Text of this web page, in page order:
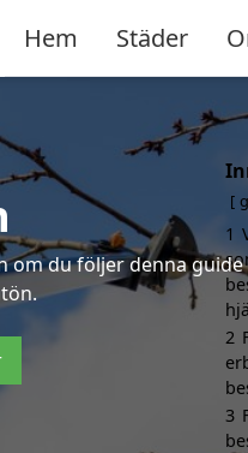
Hem Städer
om du följer denna
1
2
3